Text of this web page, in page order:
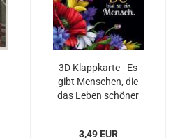
3D Klappkarte - Es
gibt Menschen, die
das Leben schöner
3,49 EUR